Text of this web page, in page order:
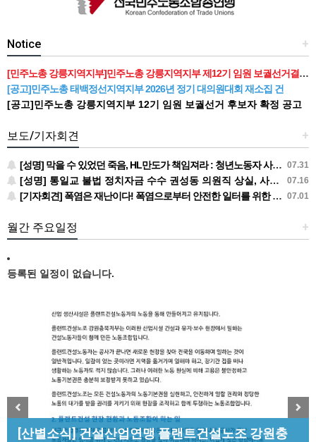
+
Notice
[민주노총 강릉지역지부]민주노총 강릉지역지부 제12기 임원 보궐선거결과 공고
[공고]민주노총 태백정선지역지부 2026년 정기 대의원대회 재소집 건
[공고]민주노총 강릉지역지부 12기 임원 보궐선거 후보자 확정 공고
+
보도/기자회견
07.31
[성명] 막을 수 있었던 죽음, HL만도가 책임져라 : 청년노동자 사망사고의 철저한 진상규명과 재발방지 대책 마련하라
07.16
[성명] 통일교 불법 정치자금 수수 권성동 의원직 상실, 사필귀정이다
07.01
[기자회견] 폭염은 재난이다! 폭염으로부터 안전한 일터를 위한 민주노총 강원지역본부 폭염감시단 선포 기자회견
+
월간 주요일정
등록된 일정이 없습니다.
[성명] 막을 수 있었던 죽음, HL만도가 책임져라 :
[산별소식] 건설산업연맹 플랜트건설노조 강원충
[조합원☆인터뷰] 서비스연맹 전국학교비정규직노
Previous